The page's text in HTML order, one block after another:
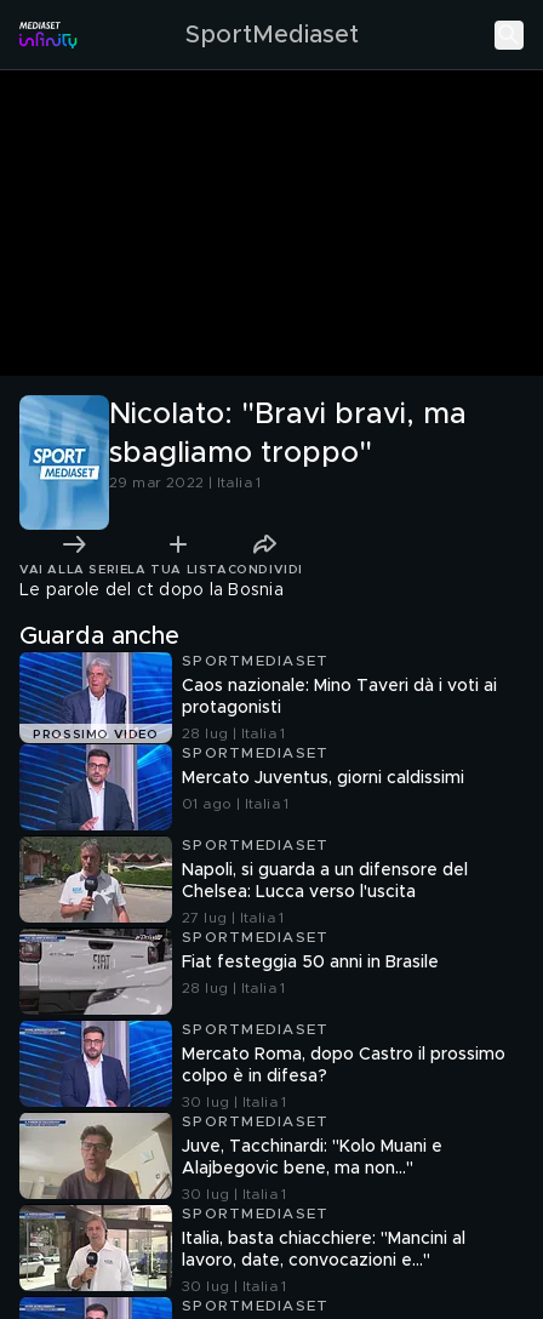
SportMediaset
Nicolato: "Bravi bravi, ma
sbagliamo troppo"
29 mar 2022 | Italia 1
VAI ALLA SERIE LA TUA LISTA CONDIVIDI
Le parole del ct dopo la Bosnia
Guarda anche
PROSSIMO VIDEO
SPORTMEDIASET
Caos nazionale: Mino Taveri dà i voti ai
protagonisti
28 lug | Italia 1
SPORTMEDIASET
Mercato Juventus, giorni caldissimi
01 ago | Italia 1
SPORTMEDIASET
Napoli, si guarda a un difensore del
Chelsea: Lucca verso l'uscita
27 lug | Italia 1
SPORTMEDIASET
Fiat festeggia 50 anni in Brasile
28 lug | Italia 1
SPORTMEDIASET
Mercato Roma, dopo Castro il prossimo
colpo è in difesa?
30 lug | Italia 1
SPORTMEDIASET
Juve, Tacchinardi: "Kolo Muani e
Alajbegovic bene, ma non..."
30 lug | Italia 1
SPORTMEDIASET
Italia, basta chiacchiere: "Mancini al
lavoro, date, convocazioni e…"
30 lug | Italia 1
SPORTMEDIASET